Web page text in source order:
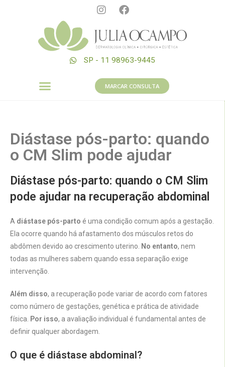
SP - 11 98963-9445
MARCAR CONSULTA
Diástase pós-parto: quando
o CM Slim pode ajudar
Diástase pós-parto: quando o CM Slim
pode ajudar na recuperação abdominal
A diástase pós-parto é uma condição comum após a gestação.
Ela ocorre quando há afastamento dos músculos retos do
abdômen devido ao crescimento uterino. No entanto, nem
todas as mulheres sabem quando essa separação exige
intervenção.
Além disso, a recuperação pode variar de acordo com fatores
como número de gestações, genética e prática de atividade
física. Por isso, a avaliação individual é fundamental antes de
definir qualquer abordagem.
O que é diástase abdominal?